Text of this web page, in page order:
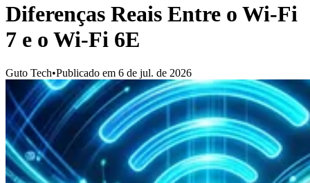
Diferenças Reais Entre o Wi-Fi
7 e o Wi-Fi 6E
Guto Tech•Publicado em 6 de jul. de 2026